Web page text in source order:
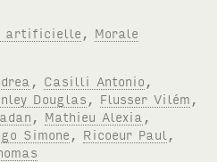
artificielle , Morale
, Casilli Antonio ,
Douglas , Flusser Vilém ,
, Mathieu Alexia ,
Simone , Ricoeur Paul ,